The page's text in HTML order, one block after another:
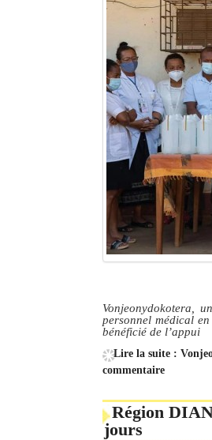
Vonjeonydokotera,
personnel médical
bénéficié de l’appui
Lire la suite :
commentaire
Région
jours